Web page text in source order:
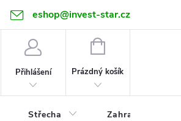
eshop@invest-star.cz
Přihlášení
NÁKUPNÍ
Prázdný košík
Střecha Zahrada